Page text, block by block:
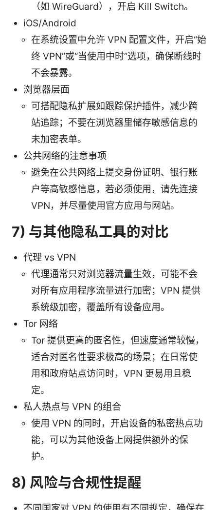
（如 WireGuard），开启 Kill Switch。
iOS/Android
在系统设置中允许 VPN 配置文件，开启“始
终 VPN”或“当使用中时”选项，确保断线时
不会暴露。
浏览器层面
可搭配隐私扩展如跟踪保护插件，减少跨
站追踪；不要在浏览器里储存敏感信息的
未加密表单。
公共网络的注意事项
避免在公共网络上提交身份证明、银行账
户等高敏感信息，若必须使用，请先连接
VPN，并尽量使用官方应用与网站。
7) 与其他隐私工具的对比
代理 vs VPN
代理通常只对浏览器流量生效，可能不会
对所有应用程序流量进行加密；VPN 提供
系统级加密，覆盖所有设备应用。
Tor 网络
Tor 提供更高的匿名性，但速度通常较慢，
适合对匿名性要求极高的场景；在日常使
用和政府站点访问时，VPN 更易用且稳
定。
私人热点与 VPN 的组合
使用 VPN 的同时，开启设备的私密热点功
能，可以为其他设备上网提供额外的保
护。
8) 风险与合规性提醒